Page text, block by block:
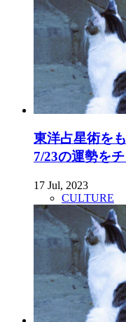
東洋占星術を
7/23の運勢をチ
17 Jul, 2023
CULTURE